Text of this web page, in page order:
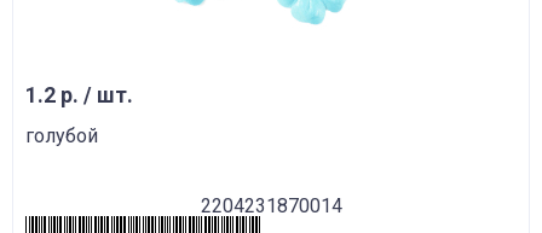
1.2 р. / шт.
голубой
2204231870014